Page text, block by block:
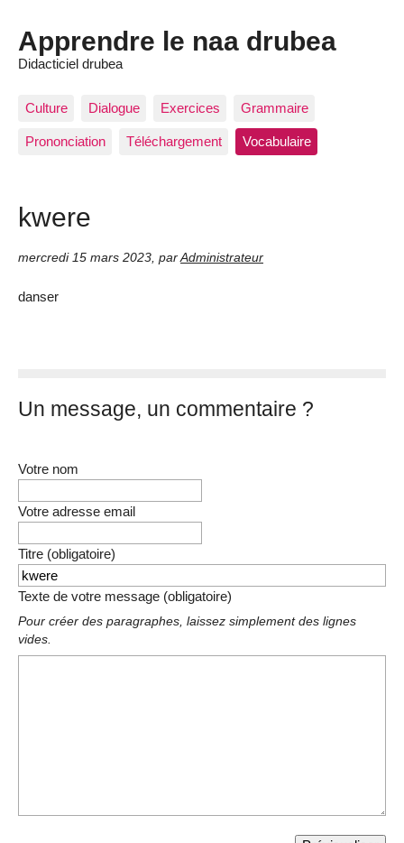
Apprendre le naa drubea
Didacticiel drubea
Culture Dialogue Exercices Grammaire
Prononciation Téléchargement Vocabulaire
kwere
mercredi 15 mars 2023 par Administrateur
danser
Un message, un commentaire ?
Votre nom
Votre adresse email
Titre (obligatoire)
Texte de votre message (obligatoire)
Pour créer des paragraphes, laissez simplement des lignes
vides.